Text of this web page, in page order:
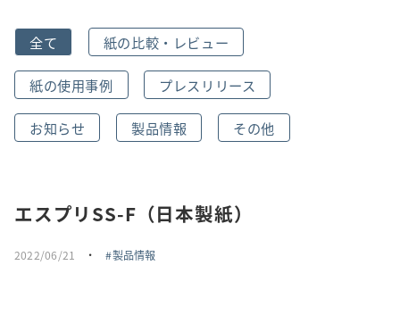
会社案内
事業内容
全て 紙の比較・レビュー
紙の使用事例 プレスリリース
お知らせ 製品情報 その他
エスプリSS-F（日本製紙）
2022/06/21 ・ 製品情報